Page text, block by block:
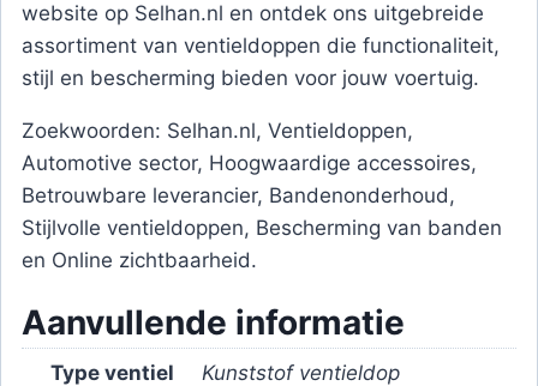
website op Selhan.nl en ontdek ons uitgebreide
assortiment van ventieldoppen die functionaliteit,
stijl en bescherming bieden voor jouw voertuig.
Zoekwoorden: Selhan.nl, Ventieldoppen,
Automotive sector, Hoogwaardige accessoires,
Betrouwbare leverancier, Bandenonderhoud,
Stijlvolle ventieldoppen, Bescherming van banden
en Online zichtbaarheid.
Aanvullende informatie
Type ventiel Kunststof ventieldop